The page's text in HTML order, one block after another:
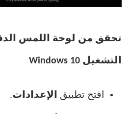
تحقق من لوحة اللمس
التشغيل Windows 10
افتح تطبيق الإعدادات.